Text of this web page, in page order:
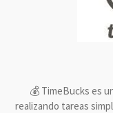
💰 TimeBucks es
realizando tareas